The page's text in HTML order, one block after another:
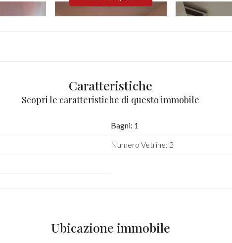
Caratteristiche
Scopri le caratteristiche di questo immobile
Bagni: 1
Numero Vetrine: 2
Ubicazione immobile